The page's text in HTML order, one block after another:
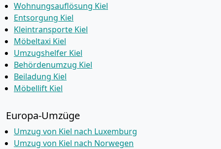
Wohnungsauflösung Kiel
Entsorgung Kiel
Kleintransporte Kiel
Möbeltaxi Kiel
Umzugshelfer Kiel
Behördenumzug Kiel
Beiladung Kiel
Möbellift Kiel
Europa-Umzüge
Umzug von Kiel nach Luxemburg
Umzug von Kiel nach Norwegen